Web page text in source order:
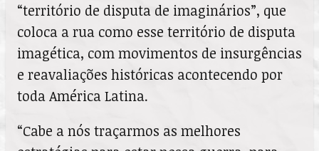
“território de disputa de imaginários”, que
coloca a rua como esse território de disputa
imagética, com movimentos de insurgências
e reavaliações históricas acontecendo por
toda América Latina.
“Cabe a nós traçarmos as melhores